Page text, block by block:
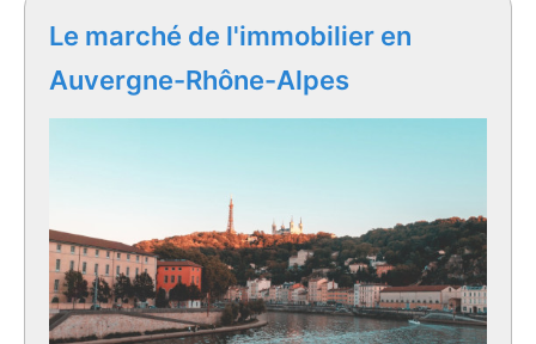
Le marché de l'immobilier en
Auvergne-Rhône-Alpes